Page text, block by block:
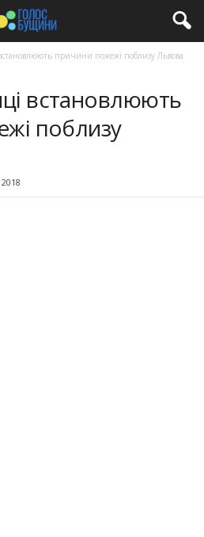
причини пожежі поблизу Львова
встановлюють
поблизу